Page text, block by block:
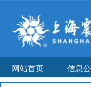
网站首页 信息